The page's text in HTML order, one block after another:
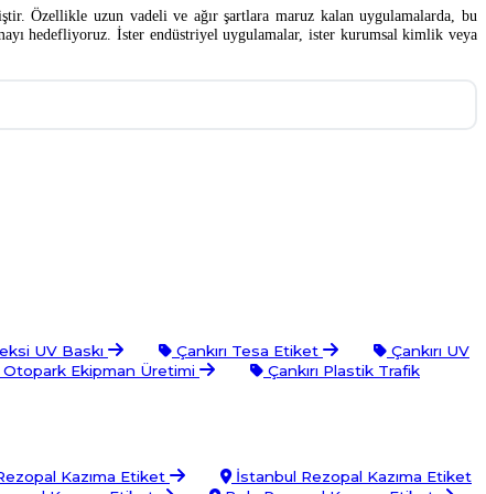
Özellikle uzun vadeli ve ağır şartlara maruz kalan uygulamalarda, bu
hedefliyoruz. İster endüstriyel uygulamalar, ister kurumsal kimlik veya
UV Baskı Çankırı Tesa Etiket
Çankırı UV
Otopark Ekipman Üretimi
Çankırı Plastik Trafik
Kazıma Etiket
İstanbul Rezopal Kazıma Etiket